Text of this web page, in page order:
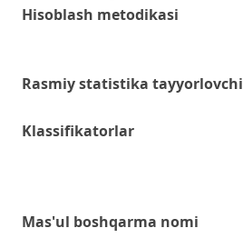
Hisoblash metodikasi
Rasmiy statistika tayyorlovchi
Klassifikatorlar
Mas'ul boshqarma nomi